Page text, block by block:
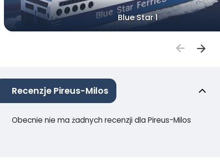
Blue Star 1
Recenzje Pireus-Milos
Obecnie nie ma żadnych recenzji dla Pireus-Milos